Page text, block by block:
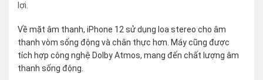
lợi.
Về mặt âm thanh, iPhone 12 sử dụng loa stereo cho âm
thanh vòm sống động và chân thực hơn. Máy cũng được
tích hợp công nghệ Dolby Atmos, mang đến chất lượng âm
thanh sống động.